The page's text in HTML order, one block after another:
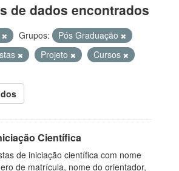
de dados encontrados
Grupos:
Pós Graduação
Projeto
Cursos
Científica
de iniciação científica com nome
de matrícula, nome do orientador,